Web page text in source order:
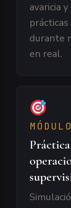
avaricia
durante
en real.